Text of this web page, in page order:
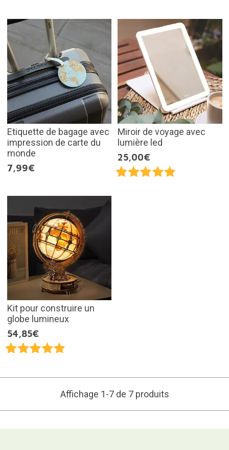
Etiquette de bagage avec
impression de carte du
monde
7,99€
Miroir de voyage avec
lumière led
25,00€
Kit pour construire un
globe lumineux
54,85€
Affichage 1-7 de 7 produits